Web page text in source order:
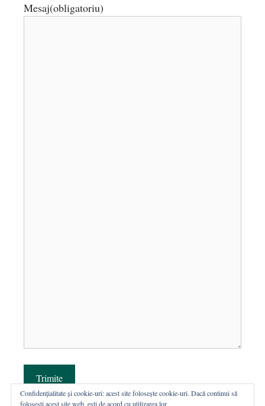
Mesaj(obligatoriu)
Trimite
Confidențialitate și cookie-uri: acest site folosește cookie-uri. Dacă continui să
folosești acest site web, ești de acord cu utilizarea lor.